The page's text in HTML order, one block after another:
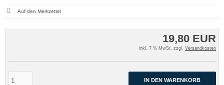
19,80 EUR
inkl. 7 % MwSt. zzgl. Versandkosten
IN DEN WARENKORB